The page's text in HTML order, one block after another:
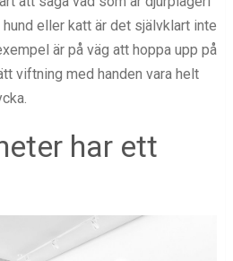
eller katt är det självklart inte
är på väg att hoppa upp på
viftning med handen vara helt
har ett